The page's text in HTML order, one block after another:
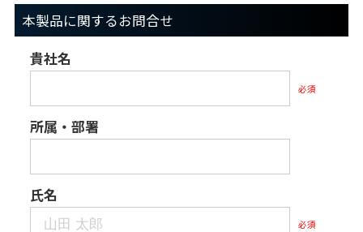
本製品に関するお問合せ
貴社名
必須
所属・部署
氏名
必須